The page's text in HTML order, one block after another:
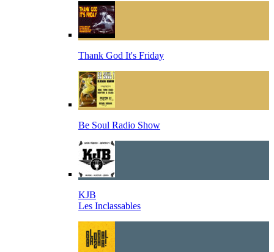
Thank God It's Friday
Be Soul Radio Show
KJB
Les Inclassables